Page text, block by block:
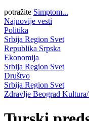
potražite Simptom...
Najnovije vesti
Politika
Srbija Region Svet
Republika Srpska
Ekonomija
Srbija Region Svet
Društvo
Srbija Region Svet
Zdravlje Beograd